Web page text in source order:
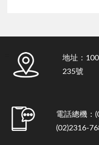
地址：
235號
電話總機：
(02)2316-